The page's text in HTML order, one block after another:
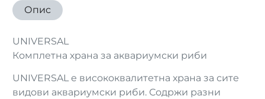
Опис
UNIVERSAL
Комплетна храна за аквариумски риби
UNIVERSAL е висококвалитетна храна за сите
видови аквариумски риби. Содржи разни